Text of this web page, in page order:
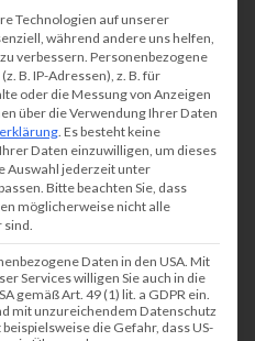
flexible Lösungen für
an Ihre
Kaufen, Mieten
für
investieren und
Technologien auf unserer
während andere uns helfen,
verbessern. Personenbezogene
B. IP-Adressen), z. B. für
oder die Messung von Anzeigen
über die Verwendung Ihrer Daten
. Es besteht keine
Daten einzuwilligen, um dieses
Auswahl jederzeit unter
Bitte beachten Sie, dass
möglicherweise nicht alle
sind.
Daten in den USA. Mit
Services willigen Sie auch in die
gemäß Art. 49 (1) lit. a GDPR ein.
mit unzureichendem Datenschutz
die Gefahr, dass US-